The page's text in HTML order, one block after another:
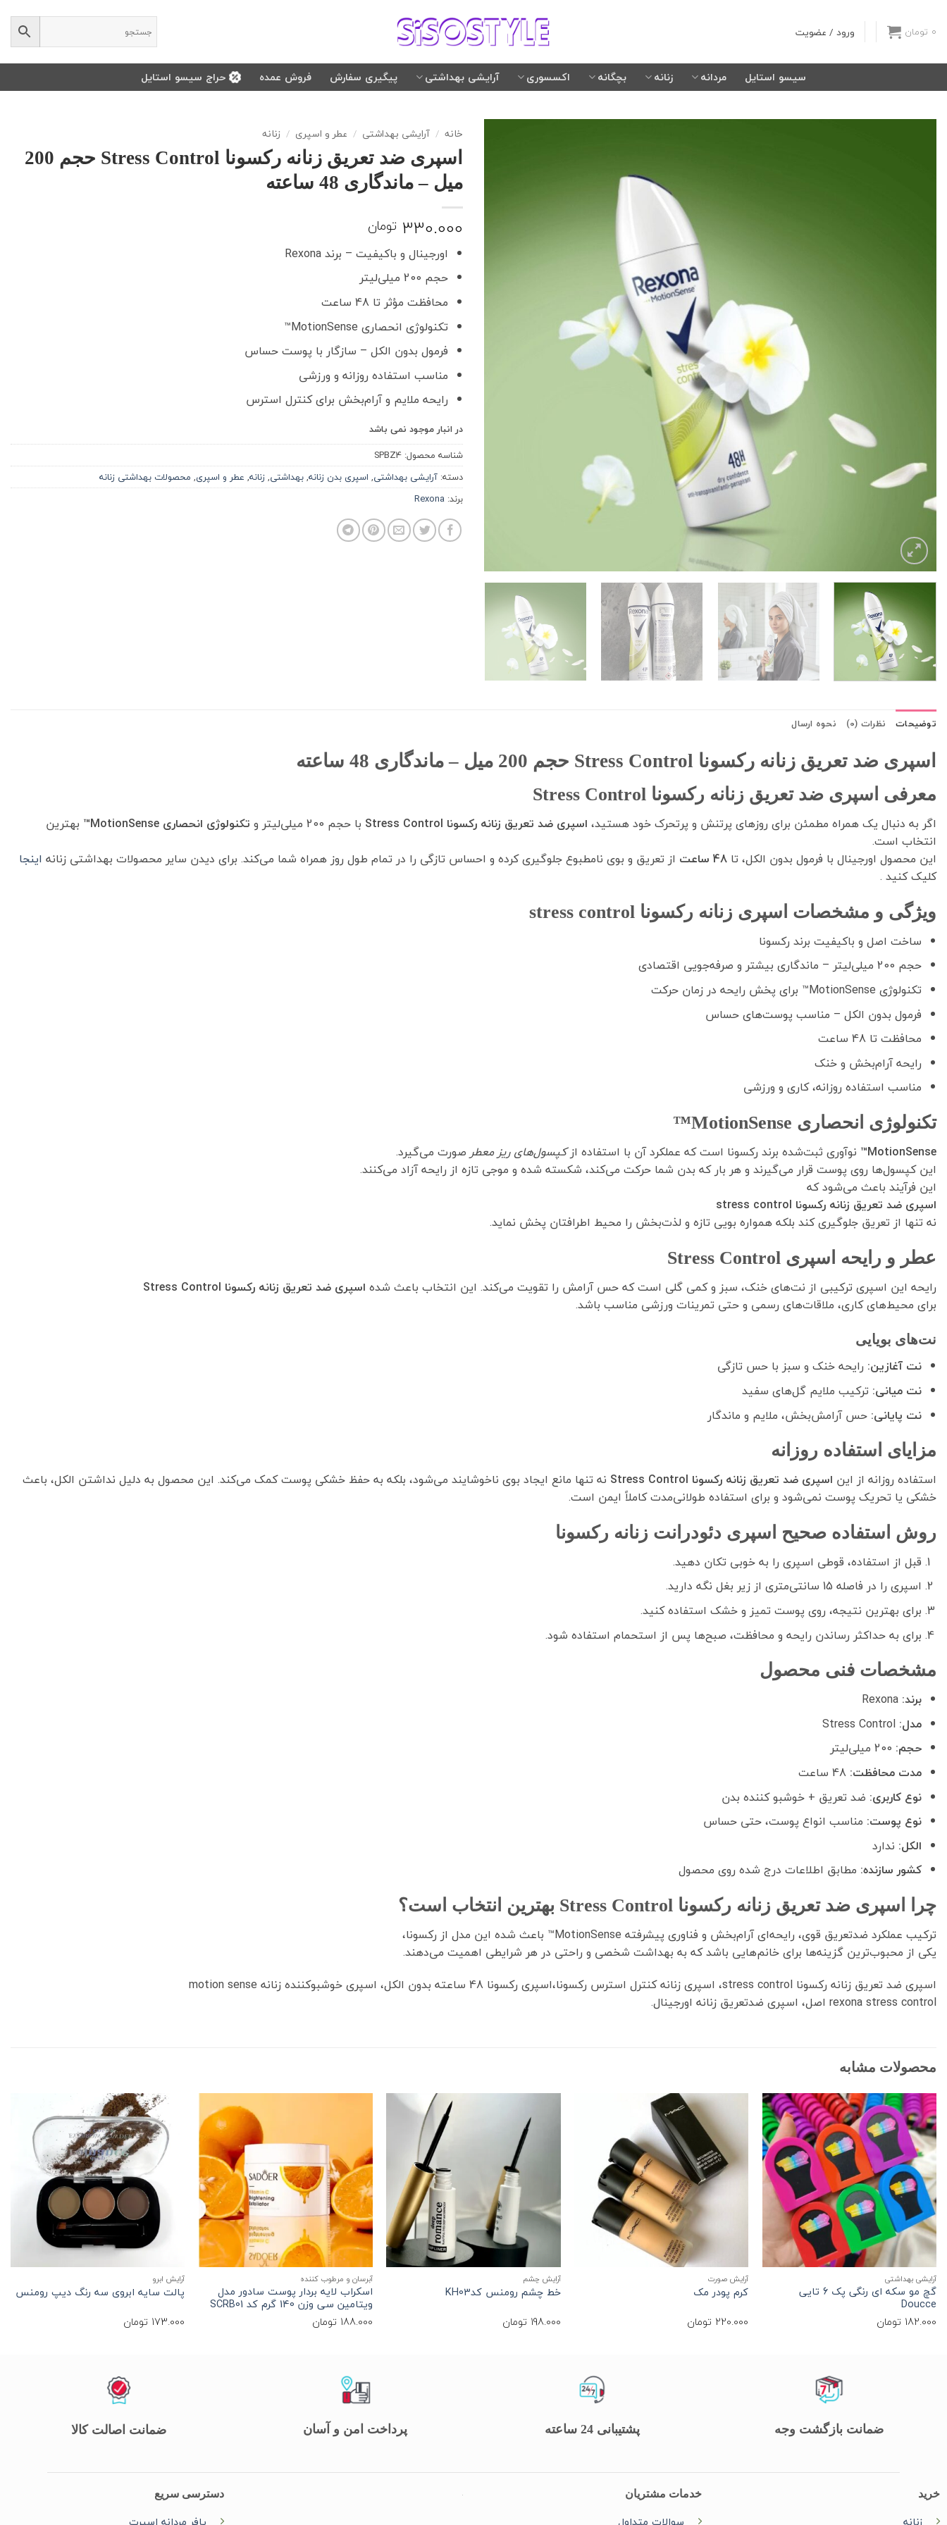
content
0 تومان ورود / عضویت
سیسو استایل مردانه زنانه بچگانه اکسسوری آرایشی بهداشتی پیگیری سفارش فروش عمده حراج سیسو استایل
خانه / آرایشی بهداشتی / عطر و اسپری / زنانه
اسپری ضد تعریق زنانه رکسونا Stress Control حجم 200
میل – ماندگاری 48 ساعته
330.000 تومان
اورجینال و باکیفیت – برند Rexona
حجم 200 میلی‌لیتر
محافظت مؤثر تا 48 ساعت
تکنولوژی انحصاری MotionSense™
فرمول بدون الکل – سازگار با پوست حساس
مناسب استفاده روزانه و ورزشی
رایحه ملایم و آرام‌بخش برای کنترل استرس
در انبار موجود نمی باشد
شناسه محصول: SPBZ4
دسته: آرایشی بهداشتی, اسپری بدن زنانه,بهداشتی,زنانه, عطر و اسپری, محصولات بهداشتی زنانه
برند: Rexona
توضیحات نظرات (0) نحوه ارسال
اسپری ضد تعریق زنانه رکسونا Stress Control حجم 200 میل – ماندگاری 48 ساعته
معرفی اسپری ضد تعریق زنانه رکسونا Stress Control
اگر به دنبال یک همراه مطمئن برای روزهای پرتنش و پرتحرک خود هستید، اسپری ضد تعریق زنانه رکسونا Stress Control با حجم 200 میلی‌لیتر و تکنولوژی انحصاری MotionSense™
بهترین
انتخاب است.
این محصول اورجینال با فرمول بدون الکل، تا 48 ساعت از تعریق و بوی نامطبوع جلوگیری کرده و احساس تازگی را در تمام طول روز همراه شما می‌کند. برای دیدن سایر محصولات بهداشتی زنانه اینجا
کلیک کنید .
ویژگی‌ و مشخصات اسپری زنانه رکسونا stress control
ساخت اصل و باکیفیت برند رکسونا
حجم 200 میلی‌لیتر – ماندگاری بیشتر و صرفه‌جویی اقتصادی
تکنولوژی MotionSense™ برای پخش رایحه در زمان حرکت
فرمول بدون الکل – مناسب پوست‌های حساس
محافظت تا 48 ساعت
رایحه آرام‌بخش و خنک
مناسب استفاده روزانه، کاری و ورزشی
تکنولوژی انحصاری MotionSense™
MotionSense™ نوآوری ثبت‌شده برند رکسونا است که عملکرد آن با استفاده ازکپسول‌های ریز معطرصورت می‌گیرد.
این کپسول‌ها روی پوست قرار می‌گیرند و هر بار که بدن شما حرکت می‌کند، شکسته شده و موجی تازه از رایحه آزاد می‌کنند.
این فرآیند باعث می‌شود که
اسپری ضد تعریق زنانه رکسونا stress control
نه تنها از تعریق جلوگیری کند بلکه همواره بویی تازه و لذت‌بخش را محیط اطرافتان پخش نماید.
عطر و رایحه اسپری Stress Control
رایحه این اسپری ترکیبی از نت‌های خنک، سبز و کمی گلی است که حس آرامش را تقویت می‌کند. این انتخاب باعث شده اسپری ضد تعریق زنانه رکسونا Stress Control
برای محیط‌های کاری، ملاقات‌های رسمی و حتی تمرینات ورزشی مناسب باشد.
نت‌های بویایی
نت آغازین: رایحه خنک و سبز با حس تازگی
نت میانی: ترکیب ملایم گل‌های سفید
نت پایانی: حس آرامش‌بخش، ملایم و ماندگار
مزایای استفاده روزانه
استفاده روزانه از این اسپری ضد تعریق زنانه رکسونا Stress Control
نه تنها مانع ایجاد بوی ناخوشایند می‌شود، بلکه به حفظ خشکی پوست کمک می‌کند. این محصول به دلیل نداشتن الکل، باعث
خشکی یا تحریک پوست نمی‌شود و برای استفاده طولانی‌مدت کاملاً ایمن است.
روش استفاده صحیح اسپری دئودرانت زنانه رکسونا
قبل از استفاده، قوطی اسپری را به خوبی تکان دهید.
اسپری را در فاصله 15 سانتی‌متری از زیر بغل نگه دارید.
برای بهترین نتیجه، روی پوست تمیز و خشک استفاده کنید.
برای به حداکثر رساندن رایحه و محافظت، صبح‌ها پس از استحمام استفاده شود.
مشخصات فنی محصول
برند:
مدل:
حجم:
مدت محافظت:
نوع کاربری: ضد تعریق + خوشبو کننده بدن
نوع پوست: مناسب انواع پوست، حتی حساس
الکل: ندارد
کشور سازنده: مطابق اطلاعات درج شده روی محصول
چرا اسپری ضد تعریق زنانه رکسونا Stress Control بهترین انتخاب است؟
ترکیب عملکرد ضدتعریق قوی، رایحه‌ای آرام‌بخش و فناوری پیشرفته MotionSense™ باعث شده این مدل از رکسونا،
یکی از محبوب‌ترین گزینه‌ها برای خانم‌هایی باشد که به بهداشت شخصی و راحتی در هر شرایطی اهمیت می‌دهند.
اسپری ضد تعریق زنانه رکسونا stress control، اسپری زنانه کنترل استرس رکسونا،اسپری رکسونا 48 ساعته بدون الکل، اسپری خوشبوکننده زنانه motion sense
rexona stress control اصل، اسپری ضدتعریق زنانه اورجینال.
محصولات مشابه
آرایشی بهداشتی
گچ مو سکه ای رنگی پک 6 تایی
Doucce
182.000 تومان
آرایش صورت
کرم پودر مک
220.000 تومان
+
آرایش چشم
خط چشم رومنس کدKH03
198.000 تومان
آبرسان و مرطوب کننده
اسکراب لایه بردار پوست سادور مدل
ویتامین سی وزن 140 گرم کد SCRB01
188.000 تومان
آرایش ابرو
پالت سایه ابروی سه رنگ دیپ رومنس
173.000 تومان
ضمانت بازگشت وجه پشتیبانی 24 ساعته پرداخت امن و آسان ضمانت اصالت کالا
خرید خدمات مشتریان دسترسی سریع